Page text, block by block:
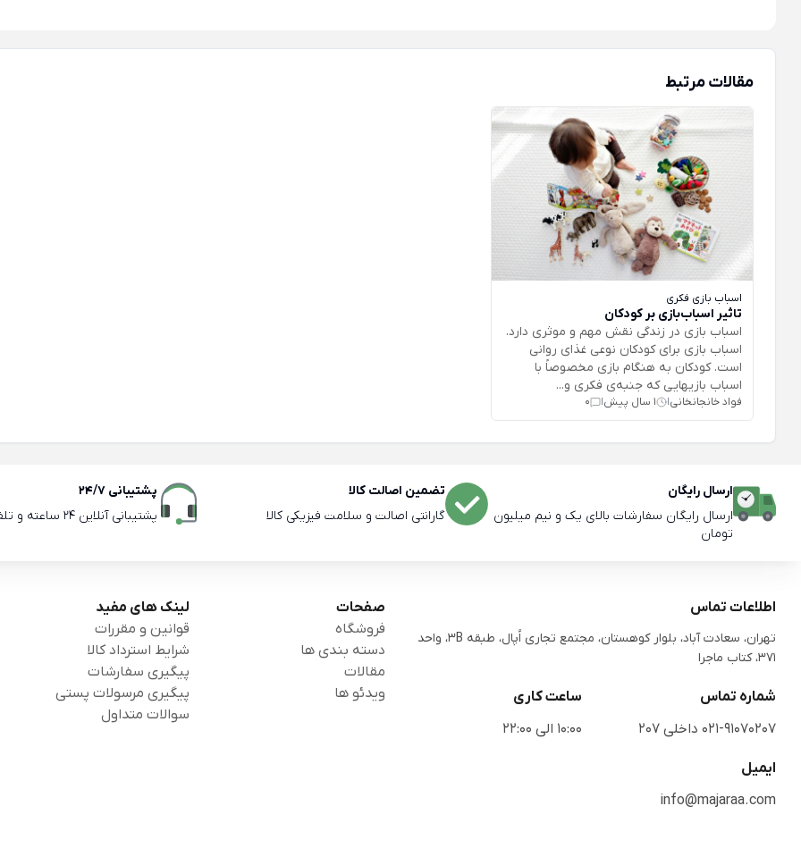
مقالات مرتبط
اسباب بازی فکری
تاثیر اسباب‌بازی بر کودکان
اسباب بازی در زندگی نقش مهم و موثری دارد.
اسباب بازی برای كودكان نوعی غذای روانی
است. كودكان به هنگام بازی مخصوصاً با
اسباب بازيهايی كه جنبه‌ی فكری و...
فواد خانجانخانی 1 سال پیش 0
ارسال رایگان
ارسال رایگان سفارشات بالای یک و نیم میلیون
تومان
تضمین اصالت کالا
گارانتی اصالت و سلامت فیزیکی کالا
پشتیبانی 24/7
پشتیبانی آنلاین 24 ساعته و تلفنی ساعات اداری
اطلاعات تماس
تهران، سعادت آباد، بلوار کوهستان، مجتمع تجاری اُپال، طبقه 3B، واحد
371، کتاب ماجرا
شماره تماس
021-91070207 داخلی 207
ساعت کاری
10:00 الی 22:00
ایمیل
info@majaraa.com
صفحات
فروشگاه
دسته بندی ها
مقالات
ویدئو ها
لینک های مفید
قوانین و مقررات
شرایط استرداد کالا
پیگیری سفارشات
پیگیری مرسولات پستی
سوالات متداول